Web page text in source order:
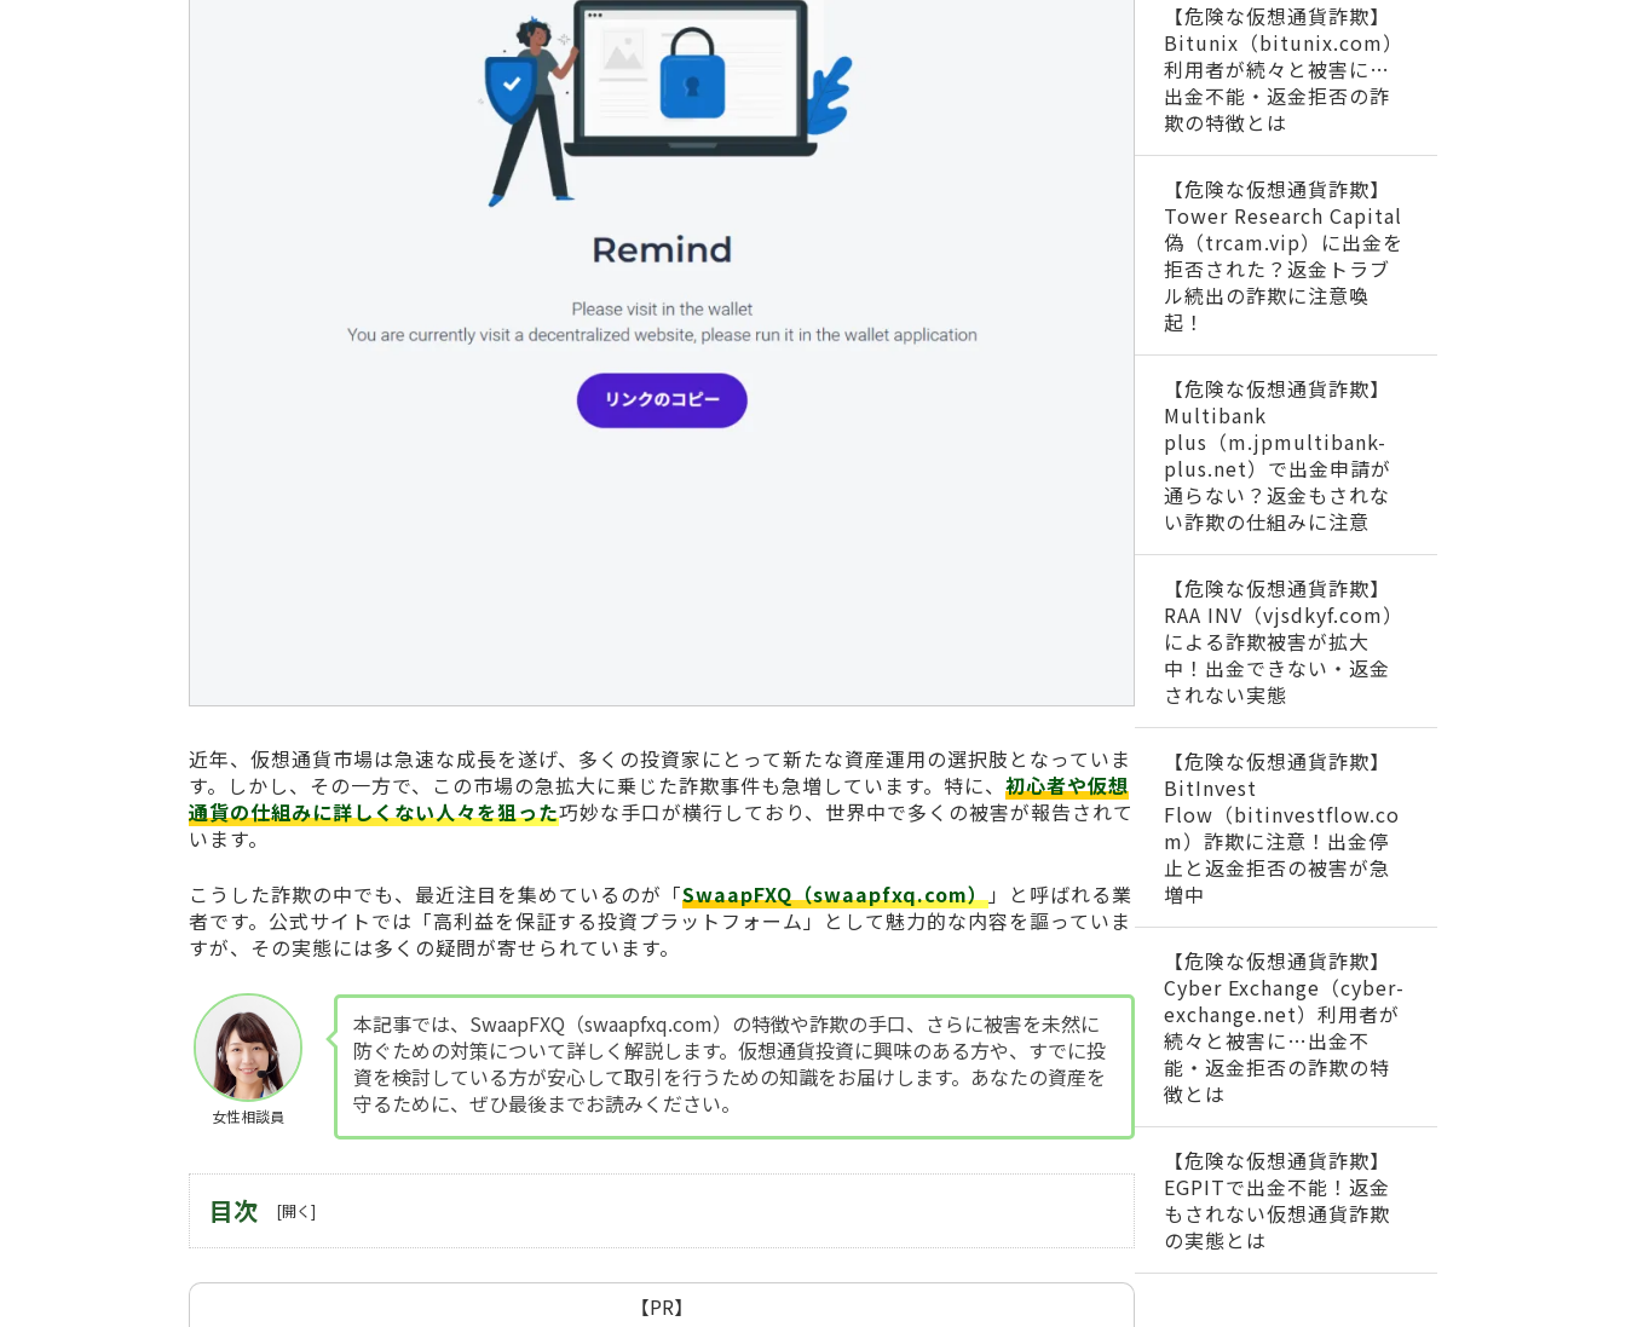
近年、仮想通貨市場は急速な成長を遂げ、多くの投資家にとって新たな資産運用の選択肢となっていま
す。しかし、その一方で、この市場の急拡大に乗じた詐欺事件も急増しています。特に、 初心者や仮想
通貨の仕組みに詳しくない人々を狙った巧妙な手口が横行しており、世界中で多くの被害が報告されて
います。
こうした詐欺の中でも、最近注目を集めているのが「SwaapFXQ（swaapfxq.com）」と呼ばれる業
者です。公式サイトでは「高利益を保証する投資プラットフォーム」として魅力的な内容を謳っていま
すが、その実態には多くの疑問が寄せられています。
女性相談員
本記事では、SwaapFXQ（swaapfxq.com）の特徴や詐欺の手口、さらに被害を未然に
防ぐための対策について詳しく解説します。仮想通貨投資に興味のある方や、すでに投
資を検討している方が安心して取引を行うための知識をお届けします。あなたの資産を
守るために、ぜひ最後までお読みください。
目次
【PR】
【危険な仮想通貨詐欺】
Bitunix（bitunix.com）
利用者が続々と被害に…
出金不能・返金拒否の詐
欺の特徴とは
【危険な仮想通貨詐欺】
Tower Research Capital
偽（trcam.vip）に出金を
拒否された？返金トラブ
ル続出の詐欺に注意喚
起！
【危険な仮想通貨詐欺】
Multibank
plus（m.jpmultibank-
plus.net）で出金申請が
通らない？返金もされな
い詐欺の仕組みに注意
【危険な仮想通貨詐欺】
RAA INV（vjsdkyf.com）
による詐欺被害が拡大
中！出金できない・返金
されない実態
【危険な仮想通貨詐欺】
BitInvest
Flow（bitinvestflow.co
m）詐欺に注意！出金停
止と返金拒否の被害が急
増中
【危険な仮想通貨詐欺】
Cyber Exchange（cyber-
exchange.net）利用者が
続々と被害に…出金不
能・返金拒否の詐欺の特
徴とは
【危険な仮想通貨詐欺】
EGPITで出金不能！返金
もされない仮想通貨詐欺
の実態とは